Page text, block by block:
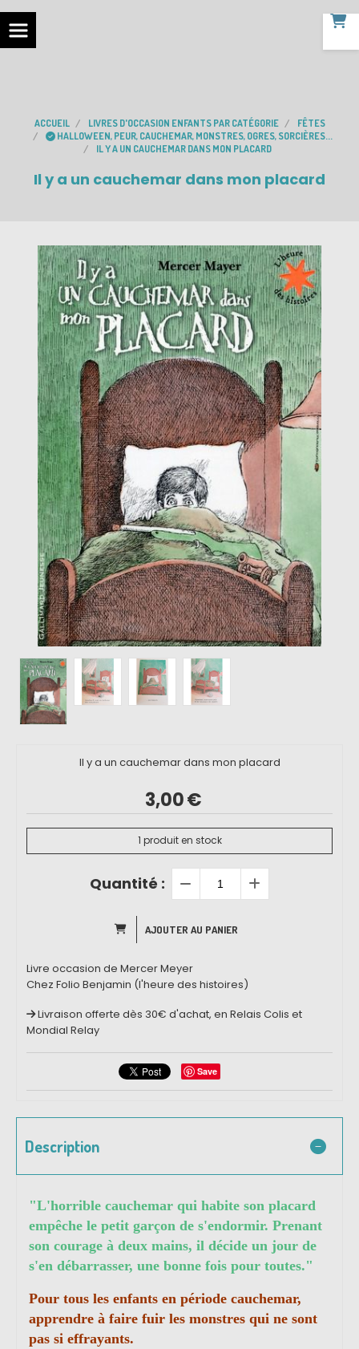
ACCUEIL LIVRES D'OCCASION ENFANTS PAR CATÉGORIE
FÊTES
HALLOWEEN, PEUR, CAUCHEMAR, MONSTRES, OGRES, SORCIÈRES...
IL Y A UN CAUCHEMAR DANS MON PLACARD
Il y a un cauchemar dans mon placard
Il y a un cauchemar dans mon placard
3,00€
1 produit en stock
Quantité :
AJOUTER AU PANIER
Livre occasion de Mercer Meyer
Chez Folio Benjamin (l'heure des histoires)
Livraison offerte dès 30€ d'achat, en Relais Colis et
Mondial Relay
Save
Description
"L'horrible cauchemar qui habite son placard
empêche le petit garçon de s'endormir. Prenant
son courage à deux mains, il décide un jour de
s'en débarrasser, une bonne fois pour toutes."
Pour tous les enfants en période cauchemar,
apprendre à faire fuir les monstres qui ne sont
pas si effrayants.